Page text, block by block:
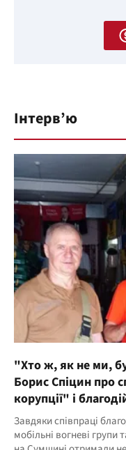
Інтерв’ю
"Хто ж, як не ми,
Борис Спіцин про
корупції" і
Завдяки співпраці
мобільні вогневі групи